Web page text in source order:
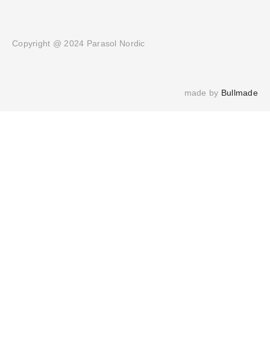
Copyright @ 2024 Parasol Nordic
made by Bullmade